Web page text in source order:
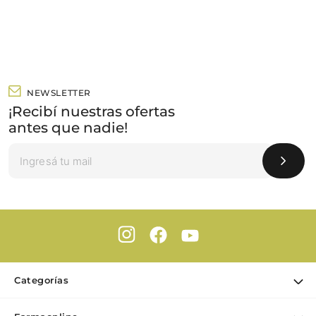
NEWSLETTER
¡Recibí nuestras ofertas
antes que nadie!
Categorías